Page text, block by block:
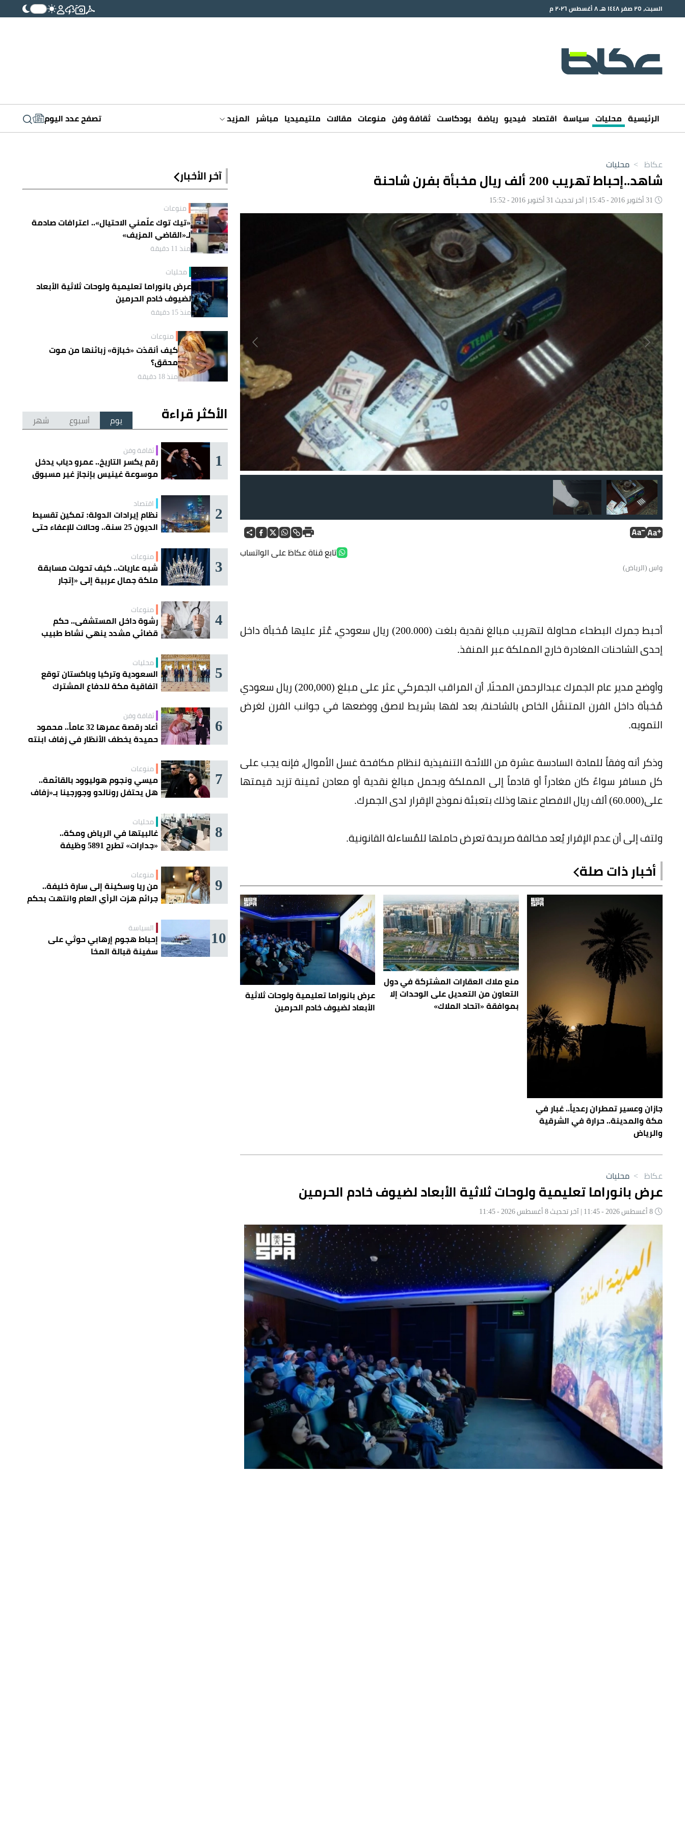
السبت، ٢٥ صفر ١٤٤٨ هـ ٨ أغسطس ٢٠٢٦ م
الرئيسية محليات سياسة اقتصاد فيديو رياضة بودكاست ثقافة وفن منوعات مقالات ملتيميديا مباشر المزيد تصفح عدد اليوم
عكاظ > محليات
شاهد..إحباط تهريب 200 ألف ريال مخبأة بفرن شاحنة
تابع قناة عكاظ على الواتساب
واس (الرياض)
أحبط جمرك البطحاء محاولة لتهريب مبالغ نقدية بلغت (200.000) ريال سعودي، عُثر عليها مُخبأة داخل
إحدى الشاحنات المغادرة خارج المملكة عبر المنفذ.
وأوضح مدير عام الجمرك عبدالرحمن المحنّا، أن المراقب الجمركي عثر على مبلغ (200,000) ريال سعودي
مُخبأة داخل الفرن المتنقّل الخاص بالشاحنة، بعد لفها بشريط لاصق ووضعها في جوانب الفرن لغرض
التمويه.
وذكر أنه وفقاً للمادة السادسة عشرة من اللائحة التنفيذية لنظام مكافحة غسل الأموال، فإنه يجب على
كل مسافر سواءً كان مغادراً أو قادماً إلى المملكة ويحمل مبالغ نقدية أو معادن ثمينة تزيد قيمتها
على(60.000) ألف ريال الافصاح عنها وذلك بتعبئة نموذج الإقرار لدى الجمرك.
ولتف إلى أن عدم الإقرار يُعد مخالفة صريحة تعرض حاملها للمُساءلة القانونية.
أخبار ذات صلة
جازان وعسير تمطران رعدياً.. غبار في
مكة والمدينة.. حرارة في الشرقية
والرياض
منع ملاك العقارات المشتركة في دول
التعاون من التعديل على الوحدات إلا
بموافقة «اتحاد الملاك»
عرض بانوراما تعليمية ولوحات ثلاثية
الأبعاد لضيوف خادم الحرمين
آخر الأخبار
منوعات
«تيك توك علّمني الاحتيال».. اعترافات صادمة
لـ«القاضي المزيف»
منذ 11 دقيقة
محليات
عرض بانوراما تعليمية ولوحات ثلاثية الأبعاد
لضيوف خادم الحرمين
منذ 15 دقيقة
منوعات
كيف أنقذت «خبازة» زبائنها من موت
محقق؟
منذ 18 دقيقة
الأكثر قراءة يوم أسبوع شهر
1 ثقافة وفن
رقم يكسر التاريخ.. عمرو دياب يدخل
موسوعة غينيس بإنجاز غير مسبوق
2 اقتصاد
نظام إيرادات الدولة: تمكين تقسيط
الديون 25 سنة.. وحالات للإعفاء حتى
3 منوعات
شبه عاريات.. كيف تحولت مسابقة
ملكة جمال عربية إلى «إتجار
4 منوعات
رشوة داخل المستشفى.. حكم
قضائي مشدد ينهي نشاط طبيب
5 محليات
السعودية وتركيا وباكستان توقع
اتفاقية مكة للدفاع المشترك
6 ثقافة وفن
أعاد رقصة عمرها 32 عاماً.. محمود
حميدة يخطف الأنظار في زفاف ابنته
7 منوعات
ميسي ونجوم هوليوود بالقائمة..
هل يحتفل رونالدو وجورجينا بـ«زفاف
8 محليات
غالبيتها في الرياض ومكة..
«جدارات» تطرح 5891 وظيفة
9 منوعات
من ريا وسكينة إلى سارة خليفة..
جرائم هزت الرأي العام وانتهت بحكم
10 السياسة
إحباط هجوم إرهابي حوثي على
سفينة قبالة المخا
عكاظ > محليات
عرض بانوراما تعليمية ولوحات ثلاثية الأبعاد لضيوف خادم الحرمين